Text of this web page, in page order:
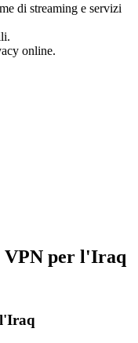
di streaming e servizi
online.
VPN per l'Iraq